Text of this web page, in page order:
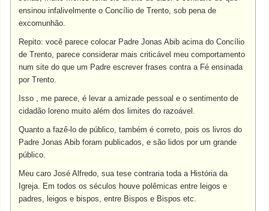
ensinou infalivelmente o Concílio de Trento, sob pena de
excomunhão.
Repito: você parece colocar Padre Jonas Abib acima do Concílio
de Trento, parece considerar mais criticável meu comportamento
num site do que um Padre escrever frases contra a Fé ensinada
por Trento.
Isso , me parece, é levar a amizade pessoal e o sentimento de
cidadão loreno muito além dos limites do razoável.
Quanto a fazê-lo de público, também é correto, pois os livros do
Padre Jonas Abib foram publicados, e são lidos por um grande
público.
Meu caro José Alfredo, sua tese contraria toda a História da
Igreja. Em todos os séculos houve polêmicas entre leigos e
padres, leigos e bispos, entre Bispos e Bispos etc.